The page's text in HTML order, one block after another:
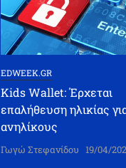
EDWEEK.GR
Kids Wallet: Έρχεται
επαλήθευση ηλικίας
ανηλίκους
Γωγώ Στεφανίδου 19/04/